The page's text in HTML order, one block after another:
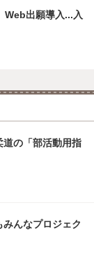
Web出願導入...入
道の「部活動用指
んなプロジェク